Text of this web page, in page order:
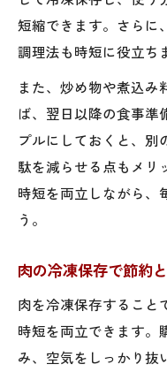
短縮できます。さらに
調理法も時短に役立ち
また、炒め物や煮込み
ば、翌日以降の食事準
プルにしておくと、別
駄を減らせる点もメリ
時短を両立しながら、
う。
肉の冷凍保存で節約
肉を冷凍保存すること
時短を両立できます。
み、空気をしっかり抜